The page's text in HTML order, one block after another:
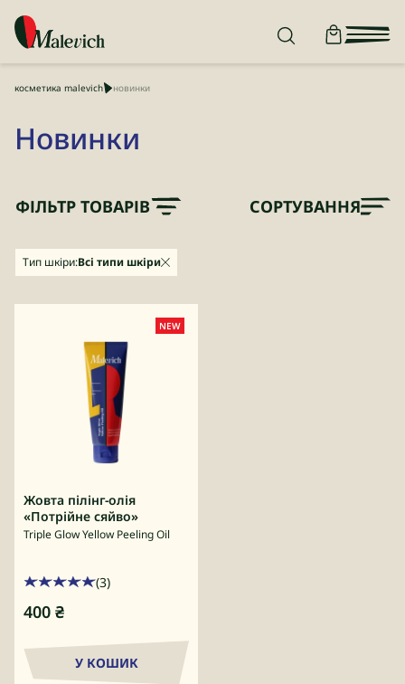
косметика malevich новинки
Новинки
ФІЛЬТР ТОВАРІВ СОРТУВАННЯ
Тип шкіри:Всі типи шкіри
NEW
Жовта пілінг-олія
«Потрійне сяйво»
Triple Glow Yellow Peeling Oil
(3)
400 ₴
У КОШИК